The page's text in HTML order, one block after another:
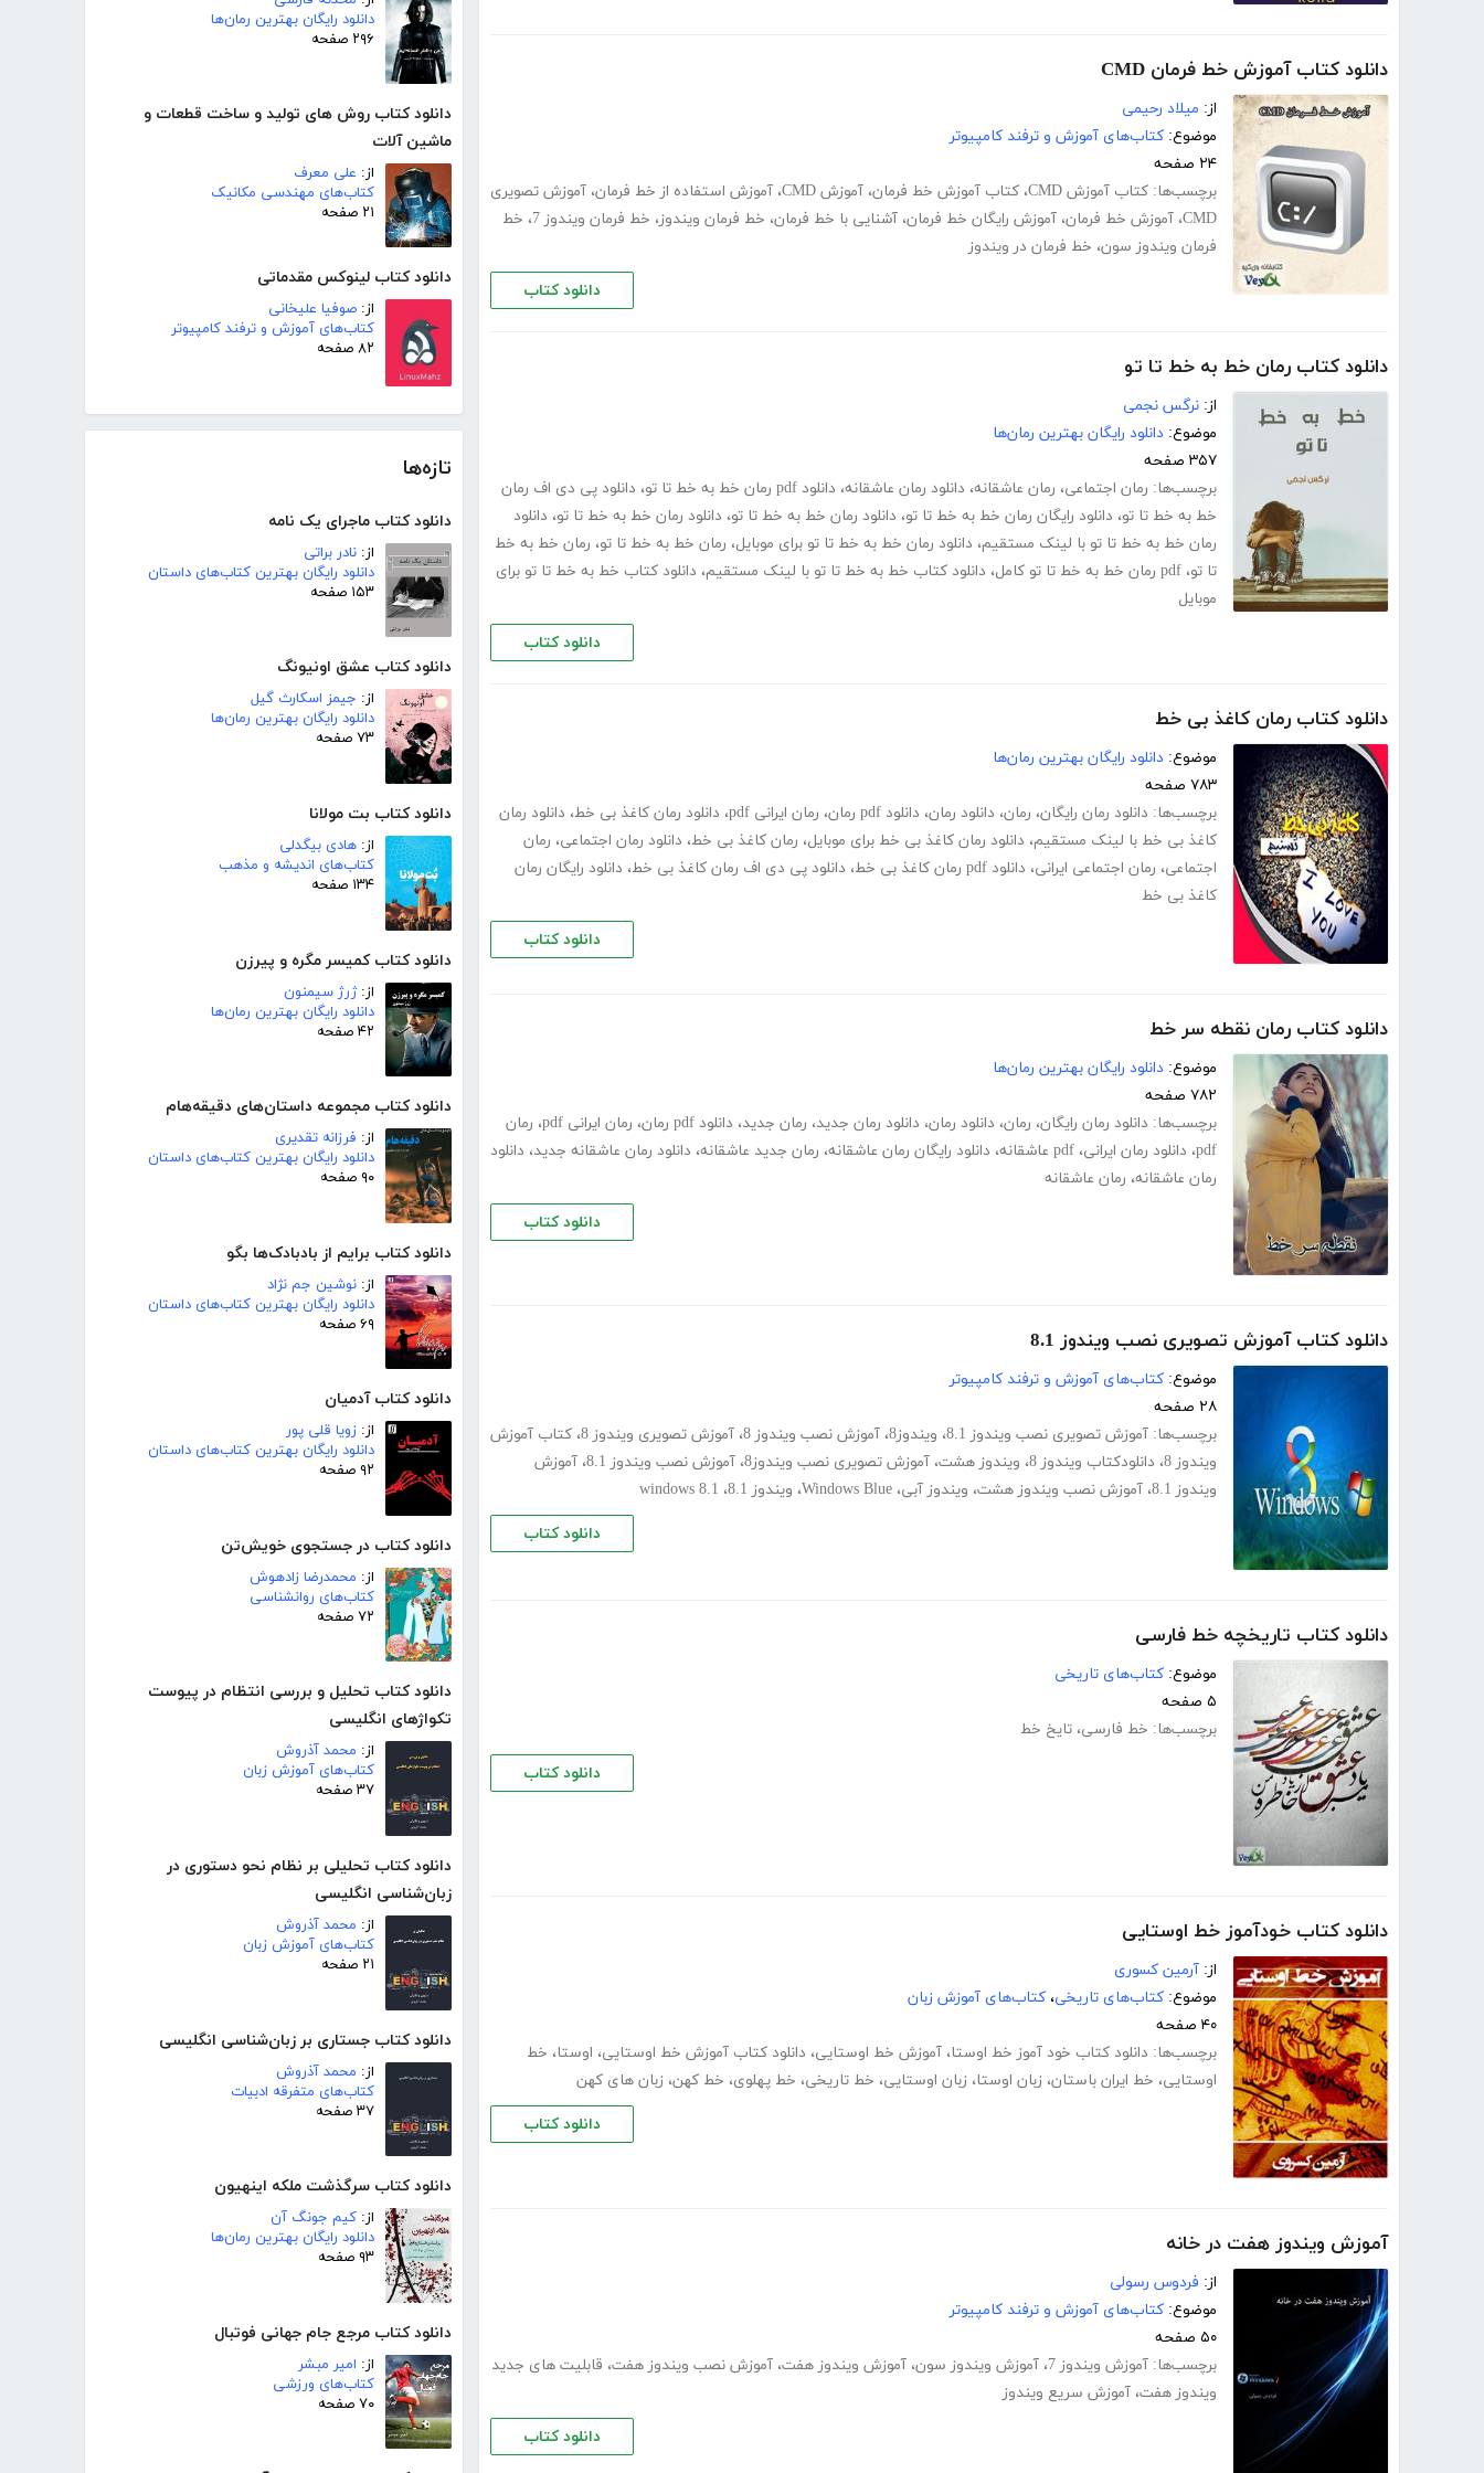
دانلود رایگان بهترین رمان‌ها
۲۹۶ صفحه
دانلود کتاب روش های تولید و ساخت قطعات و
ماشین آلات
از: علی معرف
کتاب‌های مهندسی مکانیک
۲۱ صفحه
دانلود کتاب لینوکس مقدماتی
از: صوفیا علیخانی
کتاب‌های آموزش و ترفند کامپیوتر
۸۲ صفحه
تازه‌ها
دانلود کتاب ماجرای یک نامه
از: نادر براتی
دانلود رایگان بهترین کتاب‌های داستان
۱۵۳ صفحه
دانلود کتاب عشق اونیونگ
از: جیمز اسکارث گیل
دانلود رایگان بهترین رمان‌ها
۷۳ صفحه
دانلود کتاب بت مولانا
از: هادی بیگدلی
کتاب‌های اندیشه و مذهب
۱۳۴ صفحه
دانلود کتاب کمیسر مگره و پیرزن
از:ژرژ سیمنون
دانلود رایگان بهترین رمان‌ها
۴۲ صفحه
دانلود کتاب مجموعه داستان‌های دقیقه‌هام
از: فرزانه تقدیری
دانلود رایگان بهترین کتاب‌های داستان
۹۰ صفحه
دانلود کتاب برایم از بادبادک‌ها بگو
از: نوشین جم نژاد
دانلود رایگان بهترین کتاب‌های داستان
۶۹ صفحه
دانلود کتاب آدمیان
از: زویا قلی پور
دانلود رایگان بهترین کتاب‌های داستان
۹۲ صفحه
دانلود کتاب در جستجوی خویش‌تن
از: محمدرضا زادهوش
کتاب‌های روانشناسی
۷۲ صفحه
دانلود کتاب تحلیل و بررسی انتظام در پیوست
تکواژهای انگلیسی
از: محمد آذروش
کتاب‌های آموزش زبان
۳۷ صفحه
دانلود کتاب تحلیلی بر نظام نحو دستوری در
زبان‌شناسی انگلیسی
از: محمد آذروش
کتاب‌های آموزش زبان
۲۱ صفحه
دانلود کتاب جستاری بر زبان‌شناسی انگلیسی
از: محمد آذروش
کتاب‌های متفرقه ادبیات
۳۷ صفحه
دانلود کتاب سرگذشت ملکه اینهیون
از: کیم جونگ آن
دانلود رایگان بهترین رمان‌ها
۹۳ صفحه
دانلود کتاب مرجع جام جهانی فوتبال
از: امیر مبشر
کتاب‌های ورزشی
۷۰ صفحه
دانلود کتاب آموزش خط فرمان CMD
از: میلاد رحیمی
موضوع: کتاب‌های آموزش و ترفند کامپیوتر
۲۴ صفحه
برچسب‌ها: کتاب آموزش CMD ، کتاب آموزش خط فرمان، آموزش CMD ، آموزش استفاده از خط فرمان، آموزش تصویری
CMD، آموزش خط فرمان، آموزش رایگان خط فرمان، آشنایی با خط فرمان، خط فرمان ویندوز، خط فرمان ویندوز 7 ، خط
فرمان ویندوز سون، خط فرمان در ویندوز
دانلود کتاب
دانلود کتاب رمان خط به خط تا تو
از: نرگس نجمی
موضوع: دانلود رایگان بهترین رمان‌ها
۳۵۷ صفحه
برچسب‌ها: رمان اجتماعی، رمان عاشقانه، دانلود رمان عاشقانه، دانلود pdf رمان خط به خط تا تو ، دانلود پی دی اف رمان
خط به خط تا تو، دانلود رایگان رمان خط به خط تا تو، دانلود رمان خط به خط تا تو، دانلود رمان خط به خط تا تو، دانلود
رمان خط به خط تا تو با لینک مستقیم، دانلود رمان خط به خط تا تو برای موبایل، رمان خط به خط تا تو، رمان خط به خط
تا تو، pdf رمان خط به خط تا تو کامل ، دانلود کتاب خط به خط تا تو با لینک مستقیم، دانلود کتاب خط به خط تا تو برای
موبایل
دانلود کتاب
دانلود کتاب رمان کاغذ بی خط
موضوع: دانلود رایگان بهترین رمان‌ها
۷۸۳ صفحه
برچسب‌ها: دانلود رمان رایگان، رمان، دانلود رمان، دانلود pdf رمان ، رمان ایرانی pdf ، دانلود رمان کاغذ بی خط، دانلود رمان
کاغذ بی خط با لینک مستقیم، دانلود رمان کاغذ بی خط برای موبایل، رمان کاغذ بی خط، دانلود رمان اجتماعی، رمان
اجتماعی، رمان اجتماعی ایرانی، دانلود pdf رمان کاغذ بی خط ، دانلود پی دی اف رمان کاغذ بی خط، دانلود رایگان رمان
کاغذ بی خط
دانلود کتاب
دانلود کتاب رمان نقطه سر خط
موضوع: دانلود رایگان بهترین رمان‌ها
۷۸۲ صفحه
برچسب‌ها: دانلود رمان رایگان، رمان، دانلود رمان، دانلود رمان جدید، رمان جدید، دانلود pdf رمان ، رمان ایرانی pdf ، رمان
pdf، دانلود رمان ایرانی، pdf عاشقانه ، دانلود رایگان رمان عاشقانه، رمان جدید عاشقانه، دانلود رمان عاشقانه جدید، دانلود
رمان عاشقانه، رمان عاشقانه
دانلود کتاب
دانلود کتاب آموزش تصویری نصب ویندوز 8.1
موضوع: کتاب‌های آموزش و ترفند کامپیوتر
۲۸ صفحه
برچسب‌ها: آموزش تصویری نصب ویندوز 8.1 ، ویندوز8 ، آموزش نصب ویندوز 8 ، آموزش تصویری ویندوز 8 ، کتاب آموزش
ویندوز 8
، دانلودکتاب ویندوز 8 ، ویندوز هشت، آموزش تصویری نصب ویندوز8 ، آموزش نصب ویندوز 8.1 ، آموزش
ویندوز 8.1
، آموزش نصب ویندوز هشت، ویندوز آبی، Windows Blue، ویندوز 8.1 ، windows 8.1
دانلود کتاب
دانلود کتاب تاریخچه خط فارسی
موضوع: کتاب‌های تاریخی
۵ صفحه
برچسب‌ها: خط فارسی، تایخ خط
دانلود کتاب
دانلود کتاب خودآموز خط اوستایی
از: آرمین کسوری
موضوع: کتاب‌های تاریخی، کتاب‌های آموزش زبان
۴۰ صفحه
برچسب‌ها: دانلود کتاب خود آموز خط اوستا، آموزش خط اوستایی، دانلود کتاب آموزش خط اوستایی، اوستا، خط
اوستایی، خط ایران باستان، زبان اوستا، زبان اوستایی، خط تاریخی، خط پهلوی، خط کهن، زبان های کهن
دانلود کتاب
آموزش ویندوز هفت در خانه
از: فردوس رسولی
موضوع: کتاب‌های آموزش و ترفند کامپیوتر
۵۰ صفحه
برچسب‌ها: آموزش ویندوز 7 ، آموزش ویندوز سون، آموزش ویندوز هفت، آموزش نصب ویندوز هفت، قابلیت های جدید
ویندوز هفت، آموزش سریع ویندوز
دانلود کتاب